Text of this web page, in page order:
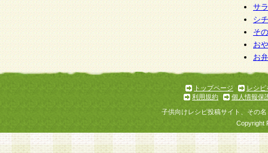
6.当社は、お客様から当社が保有している個人情
加・ 利用停止等を求められた場合には、ご本人
て確認できた場合に限り、法令に準拠して合理的
いただきます。なお、開示 請求等の請求先は個
ります。
1.会員とは、本規約等を承諾のうえ、当社所定の
了し、当社が承認した者、グループとします。な
が以下に該当する場合は会員登録をすることがで
サ
シ
そ
お
お
トップページ
レシピ
利用規約
個人情報保
子供向けレシピ投稿サイト、その
Copyright